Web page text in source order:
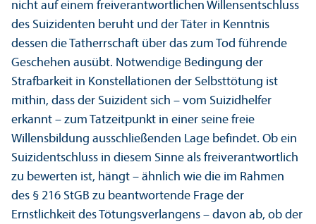
nicht auf einem frei­verantwortlichen Willensentschluss
des Suizidenten beruht und der Täter in Kenntnis
dessen die Tatherrschaft über das zum Tod führende
Geschehen ausübt. Notwendige Bedingung der
Strafbarkeit in Konstellationen der Selbsttötung ist
mithin, dass der Suizident sich – vom Suizidhelfer
erkannt – zum Tatzeitpunkt in einer seine freie
Willensbildung ausschließenden Lage befindet. Ob ein
Suizidentschluss in diesem Sinne als frei­verantwortlich
zu bewerten ist, hängt – ähnlich wie die im Rahmen
des § 216 StGB zu beantwortende Frage der
Ernstlichkeit des Tötungs­verlangens – davon ab, ob der